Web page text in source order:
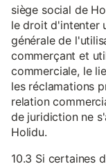
siège social de
le droit d'intenter
générale de
commerçant et
commerciale, le
les réclamations
relation
de juridiction ne
Holidu.
10.3 Si certaines